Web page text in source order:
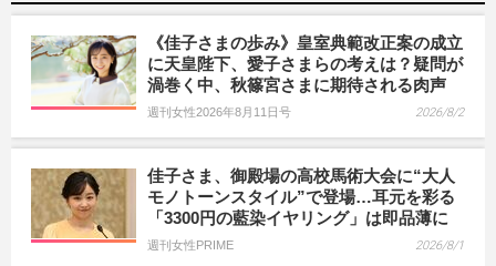
《佳子さまの歩み》皇室典範改正案の成立
に天皇陛下、愛子さまらの考えは？疑問が
渦巻く中、秋篠宮さまに期待される肉声
週刊女性2026年8月11日号 2026/8/2
佳子さま、御殿場の高校馬術大会に“大人
モノトーンスタイル”で登場…耳元を彩る
「3300円の藍染イヤリング」は即品薄に
週刊女性PRIME 2026/8/1